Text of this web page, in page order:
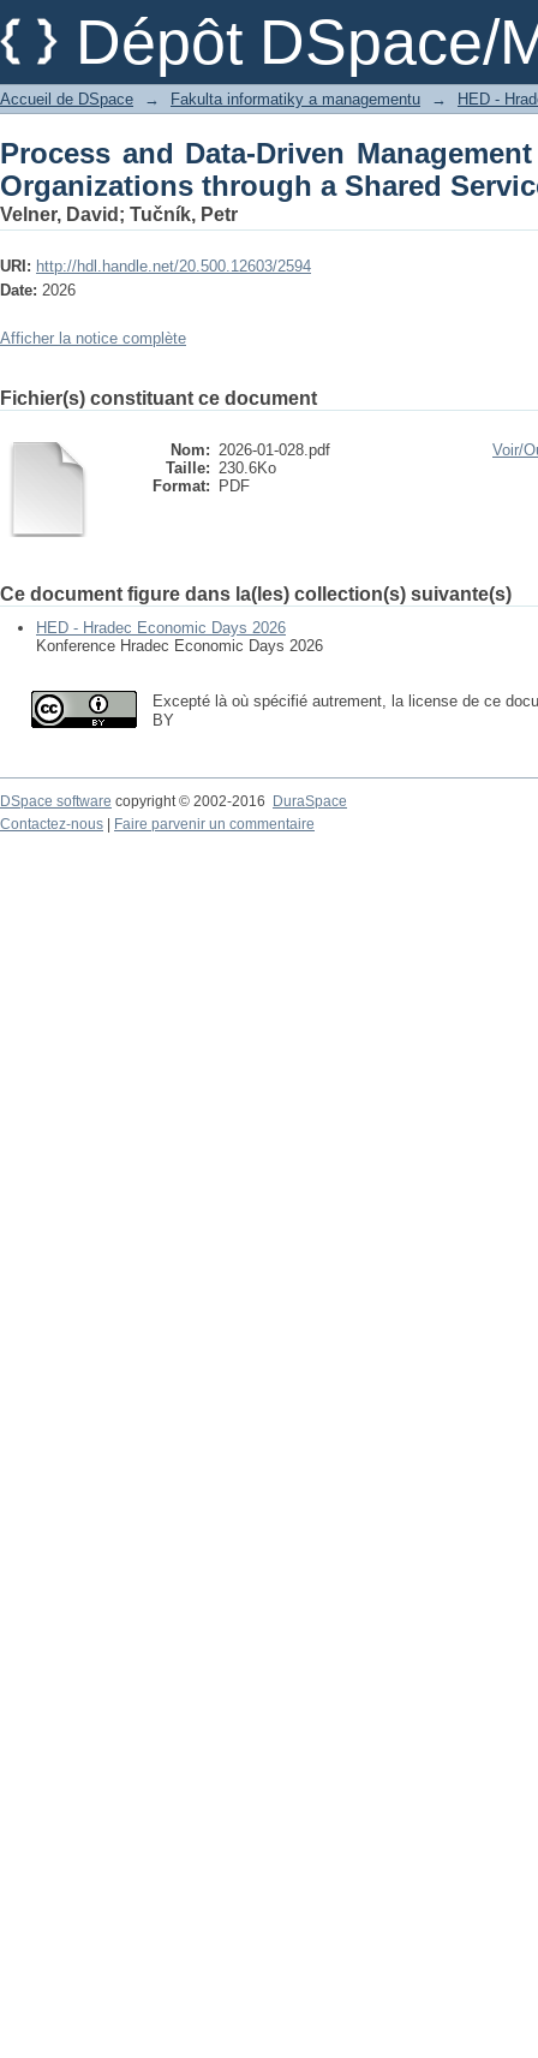
Dépôt DSpace/
Process and Data-Driven
Shared Services Center
Accueil de DSpace → Fakulta informatiky a managementu → HED -
Process and Data-Driven
Organizations through a Shared
Velner, David ; Tučník, Petr
URI: http://hdl.handle.net/20.500.12603/2594
Date: 2026
Afficher la notice complète
Fichier(s) constituant ce document
Nom: 2026-01-028.pdf
Taille: 230.6Ko
Format:
PDF
Voir/
Ce document figure dans la(les) collection(s) suivante(s)
HED - Hradec Economic Days 2026
Konference Hradec Economic Days 2026
Excepté là où spécifié autrement, la license de ce
BY
DSpace software copyright © 2002-2016
DuraSpace
Contactez-nous
Faire parvenir un commentaire